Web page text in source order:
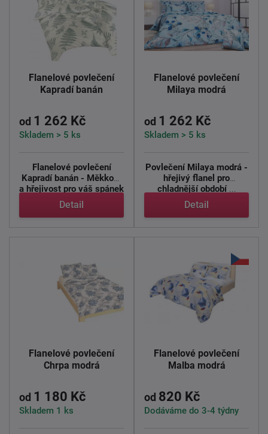
Flanelové povlečení
Kapradí banán
od 1 262 Kč
Skladem > 5 ks
Flanelové povlečení
Kapradí banán - Měkkost
a hřejivost pro váš spánek
...
Detail
Flanelové povlečení
Milaya modrá
od 1 262 Kč
Skladem > 5 ks
Povlečení Milaya modrá -
hřejivý flanel pro
chladnější období ...
Detail
Flanelové povlečení
Chrpa modrá
od 1 180 Kč
Skladem 1 ks
Flanelové povlečení
Malba modrá
od 820 Kč
Dodáváme do 3-4 týdny